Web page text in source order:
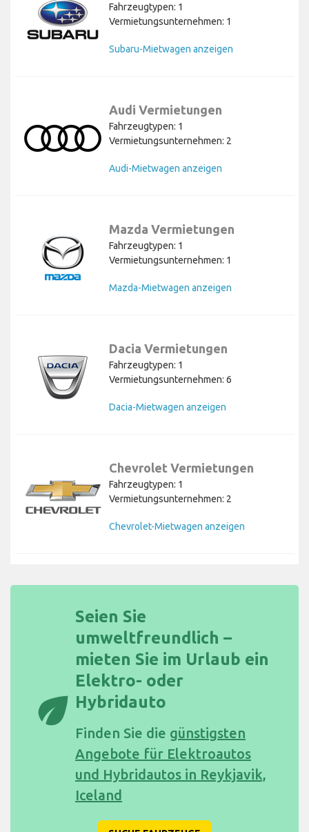
Fahrzeugtypen: 1
Vermietungsunternehmen: 1
Subaru-Mietwagen anzeigen
Audi Vermietungen
Fahrzeugtypen: 1
Vermietungsunternehmen: 2
Audi-Mietwagen anzeigen
Mazda Vermietungen
Fahrzeugtypen: 1
Vermietungsunternehmen: 1
Mazda-Mietwagen anzeigen
Dacia Vermietungen
Fahrzeugtypen: 1
Vermietungsunternehmen: 6
Dacia-Mietwagen anzeigen
Chevrolet Vermietungen
Fahrzeugtypen: 1
Vermietungsunternehmen: 2
Chevrolet-Mietwagen anzeigen
eco
Seien Sie
umweltfreundlich –
mieten Sie im Urlaub ein
Elektro- oder
Hybridauto
Finden Sie die günstigsten
Angebote für Elektroautos
und Hybridautos in Reykjavik,
Iceland